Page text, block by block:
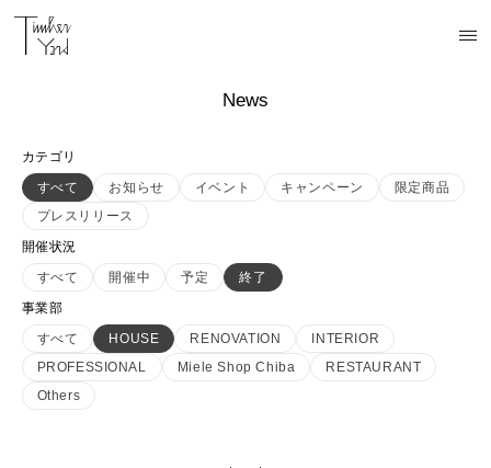
News
カテゴリ
すべて
お知らせ イベント キャンペーン
限定商品
プレスリリース
開催状況
すべて
開催中 予定
終了
事業部
すべて
HOUSE RENOVATION
INTERIOR
PROFESSIONAL
Miele Shop Chiba
RESTAURANT
Others